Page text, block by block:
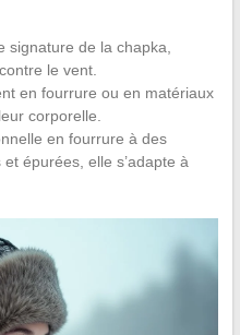
signature de la chapka,
le vent.
en fourrure ou en matériaux
corporelle.
en fourrure à des
épurées, elle s’adapte à